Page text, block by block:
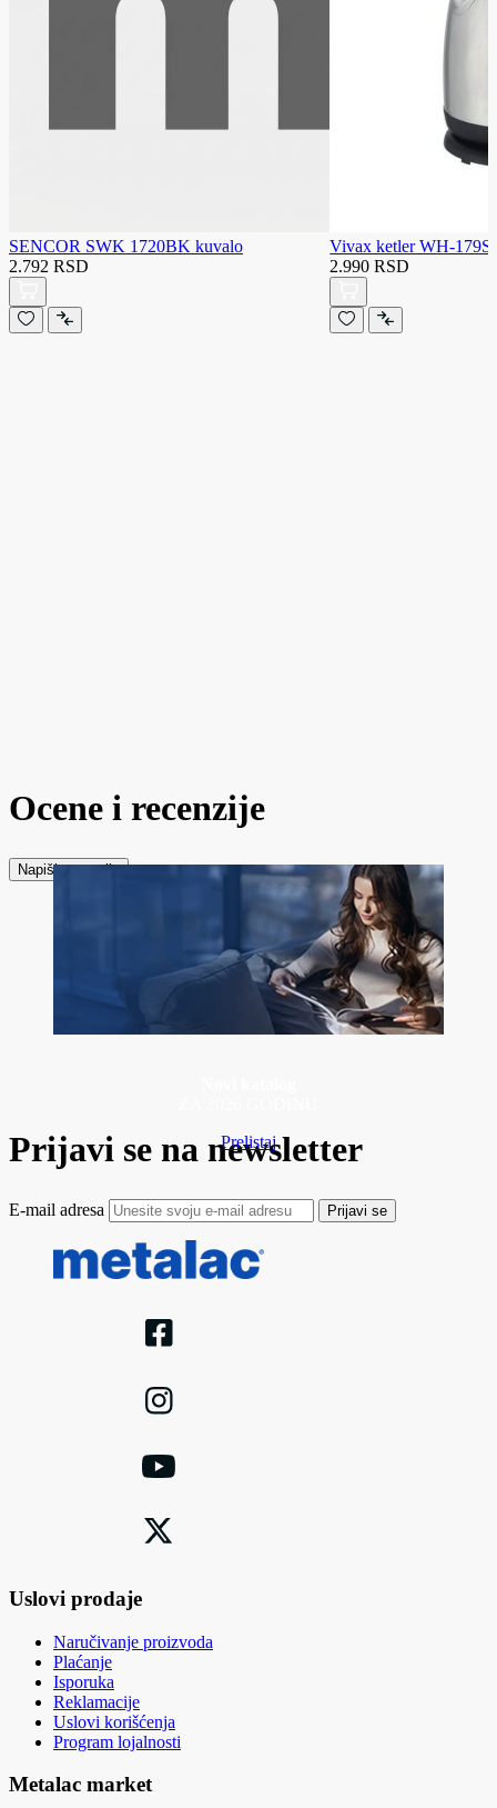
SENCOR SWK 1720BK kuvalo
2.792 RSD
Vivax ketler WH-
2.990 RSD
Ocene i recenzije
Napiši recenziju
Prelistaj
Prijavi se na newsletter
E-mail adresa Prijavi se
Uslovi prodaje
Naručivanje proizvoda
Plaćanje
Isporuka
Reklamacije
Uslovi korišćenja
Program lojalnosti
Metalac market